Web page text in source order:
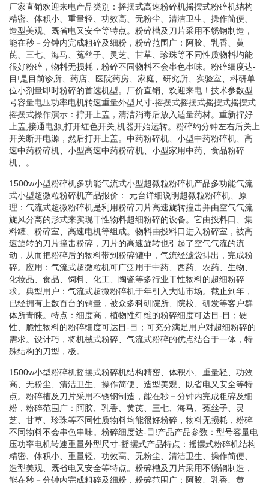
厂家直销欢迎来电产品类别：摇摆式高速粉碎机摇摆式粉碎机结构
精密、体积小、重量轻、功效高、无粉尘、清洁卫生、操作简便、
造型美观、既省电又安全等特点。粉碎槽及刀片采用不锈钢制造，
能在秒－分钟内完成粗碎及细粉，粉碎范围广：阿胶、乳香、黄
芪、三七、海马、菟丝子、灵芝、甘草、珍珠等不同性质物料均能
很好粉碎，物料无损耗，粉碎不同物料不会串色串味。粉碎细度达-
目!是目前诊所、药店、医院药房、家庭、研究所、实验室、科研单
位小剂量即时粉碎的首选机型。厂价直销、欢迎来电！技术参数型
号容量电压功率电机转速重量外型尺寸-摇摆式摇摆式摇摆式摇摆式
摇摆式操作演示：拧开上盖，清洁消毒后放入适量药材。重新拧好
上盖,接通电源,打开红色开关,机器开始运转。粉碎约分钟左右后关上
开关断开电源，然后打开上盖。中药粉碎机、小型中药粉碎机、高
速中药粉碎机、小型高速中药粉碎机、小型家用中药、食品粉碎
机、。
1500w小型粉碎机多功能气流式小型超微粒粉碎机产品多功能气流
式小型超微粒粉碎机产品报价：.元台详细说明超微粒粉碎机、原
理：气流式超微粉碎机是利用粉碎刀片高速旋转撞击并由空气气流
旋风分离的形式来实现干性物料超细粉碎的设备。它由投料口、集
料罐、粉碎室、高速电机等组成。物料由投料口进入粉碎室，被高
速旋转的刀片撞击粉碎，刀片的高速旋转也引起了空气气流的流
动，从而把粉碎后的物料带到粉碎罐中，气流经滤袋排出，完成粉
碎。应用：气流式超微粒机可广泛用于中药、西药、农药、生物、
化妆品、食品、饲料、化工、陶瓷等多行业干性物料的超细粉碎
求。典型用户：气流式超微粉碎机于年引入大陆市场。截止到年，
已经拥有上数百台的销量，被众多科研院所、院校、研发等客户群
体所青睐。特点：细度高，植物性纤维的粉碎细度可达目-目；硬
性、脆性物料的粉碎细度可达目-目；可充分满足用户对超细粉碎的
需求。设计巧，将机械式粉碎、气流式粉碎的优点结合于一体，特
殊结构的刀型，极。
1500w小型粉碎机摇摆式粉碎机结构精密、体积小、重量轻、功效
高、无粉尘、清洁卫生、操作简便、造型美观、既省电又安全等特
点。粉碎槽及刀片采用不锈钢制造，能在秒－分钟内完成粗碎及细
粉，粉碎范围广：阿胶、乳香、黄芪、三七、海马、菟丝子、灵
芝、甘草、珍珠等不同性质物料均能很好粉碎，物料无损耗，粉碎
不同物料不会串色串味。粉碎细度达-目!产品产品参数：型号容量电
压功率电机转速重量外型尺寸-摇摆式产品特点：摇摆式粉碎机结构
精密、体积小、重量轻、功效高、无粉尘、清洁卫生、操作简便、
造型美观、既省电又安全等特点。粉碎槽及刀片采用不锈钢制造，
能在秒－分钟内完成粗碎及细粉，粉碎范围广：阿胶、乳香、黄